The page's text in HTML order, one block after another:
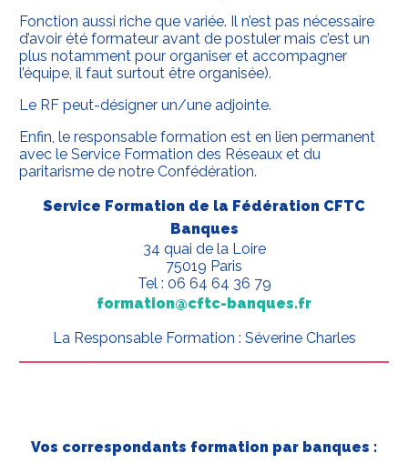
Fonction aussi riche que variée. Il n’est pas nécessaire
d’avoir été formateur avant de postuler mais c’est un
plus notamment pour organiser et accompagner
l’équipe, il faut surtout être organisée).
Le RF peut-désigner un/une adjointe.
Enfin, le responsable formation est en lien permanent
avec le Service Formation des Réseaux et du
paritarisme de notre Confédération.
Service Formation de la Fédération CFTC
Banques
34 quai de la Loire
75019 Paris
Tel : 06 64 64 36 79
formation@cftc-banques.fr
La Responsable Formation : Séverine Charles
Vos correspondants formation par banques :